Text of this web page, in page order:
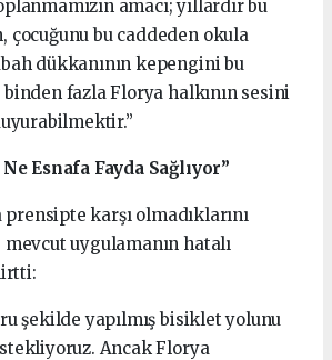
amacı; yıllardır bu
çocuğunu bu caddeden okula
dükkanının kepengini bu
fazla Florya halkının sesini
Esnafa Fayda Sağlıyor”
karşı olmadıklarını
uygulamanın hatalı
şekilde yapılmış bisiklet yolunu
Ancak Florya